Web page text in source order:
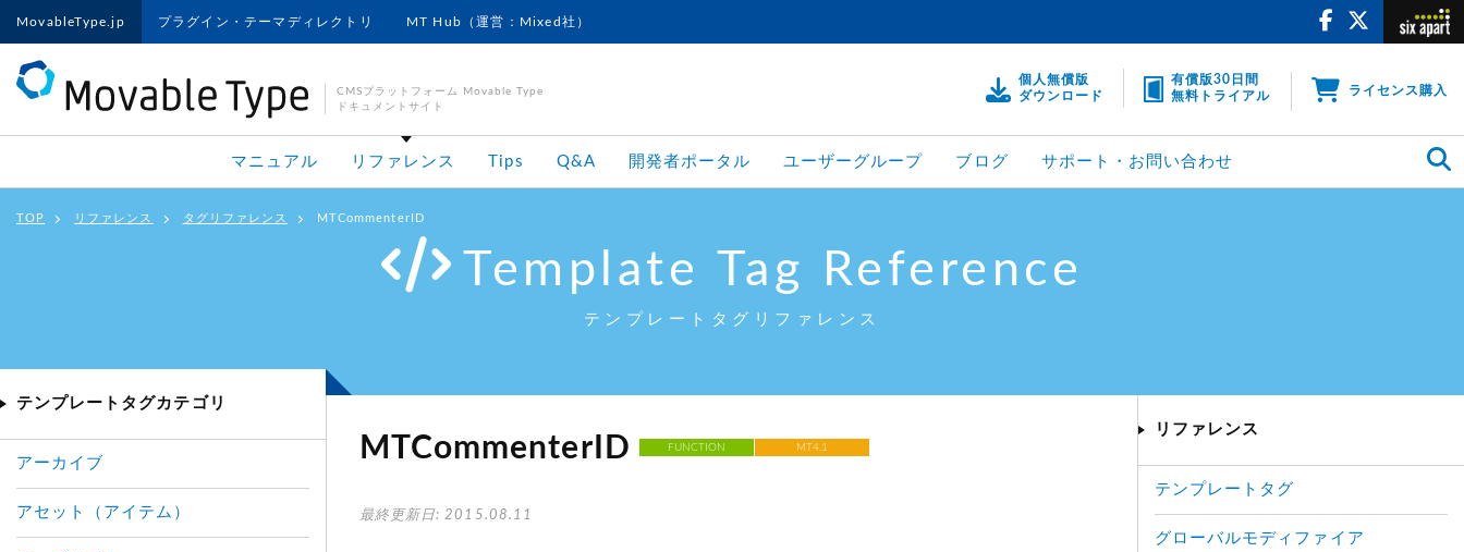
MovableType.jp プラグイン・テーマディレクトリ MT Hub（運営：Mixed社）
CMSプラットフォーム Movable Type
ドキュメントサイト
個人無償版
ダウンロード
有償版30日間
無料トライアル
ライセンス購入
マニュアル リファレンス Tips Q&A 開発者ポータル ユーザーグループ ブログ サポート・お問い合わせ
TOP リファレンス タグリファレンス MTCommenterID
Template Tag Reference
テンプレートタグリファレンス
MTCommenterID FUNCTION MT4.1
最終更新日: 2015.08.11
テンプレートタグカテゴリ
アーカイブ
アセット（アイテム）
リファレンス
テンプレートタグ
グローバルモディファイア